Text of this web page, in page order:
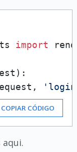
import
):
COPIAR CÓDIGO